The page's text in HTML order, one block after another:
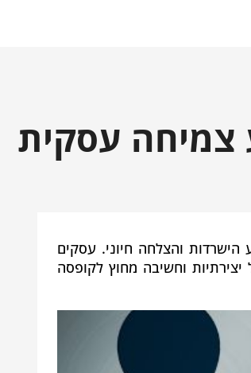
צמיחה עסקית
למנוע הישרדות והצלחה חיוני. עסקים
וחשיבה מחוץ לקופסה